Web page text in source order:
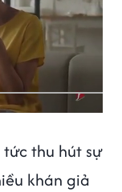
thu hút sự
khán giả